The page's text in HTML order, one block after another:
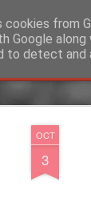
OCT
3
cookies from
Google
to detect and